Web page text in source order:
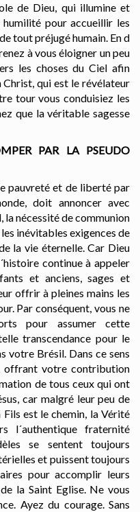
de Dieu, qui illumine et
pour accueillir les
tout préjugé humain. En d
à vous éloigner un peu
les choses du Ciel afin
qui est le révélateur
tour vous conduisiez les
que la véritable sagesse
PAR LA PSEUDO
pauvreté et de liberté par
doit annoncer avec
la nécessité de communion
inévitables exigences de
la vie éternelle. Car Dieu
continue à appeler
et anciens, sages et
offrir à pleines mains les
Par conséquent, vous ne
pour assumer cette
transcendance pour le
votre Brésil. Dans ce sens
offrant votre contribution
de tous ceux qui ont
car malgré leur peu de
est le chemin, la Vérité
l´authentique fraternité
se sentent toujours
et puissent toujours
pour accomplir leurs
la Saint Eglise. Ne vous
Ayez du courage. Sans